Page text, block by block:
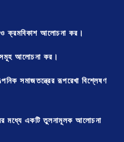
ক্রমবিকাশ আলোচনা কর।
আলোচনা কর।
সমাজতন্ত্রের রূপরেখা বিশ্লেষণ
মধ্যে একটি তুলনামূলক আলোচনা